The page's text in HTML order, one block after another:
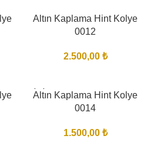
Altın Kaplama Hint Kolye
0012
2.500,00 ₺
BITTI
Altın Kaplama Hint Kolye
0014
1.500,00 ₺